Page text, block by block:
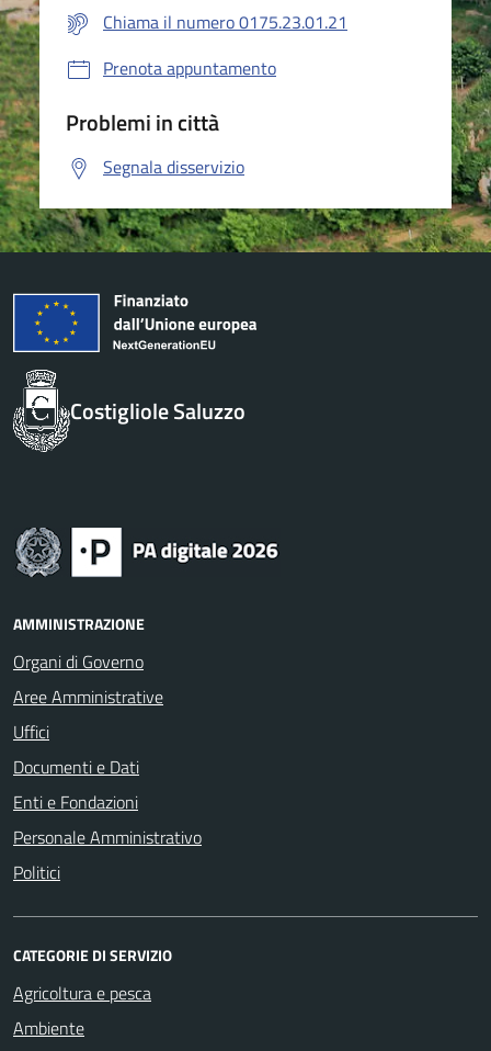
Chiama il numero 0175.23.01.21
Prenota appuntamento
Problemi in città
Segnala disservizio
Costigliole Saluzzo
AMMINISTRAZIONE
Organi di Governo
Aree Amministrative
Uffici
Documenti e Dati
Enti e Fondazioni
Personale Amministrativo
Politici
CATEGORIE DI SERVIZIO
Agricoltura e pesca
Ambiente